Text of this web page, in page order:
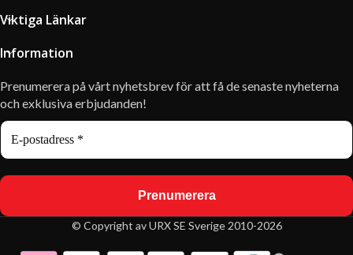
Viktiga Länkar
Information
Prenumerera på vårt nyhetsbrev för att få de senaste nyheterna
och exklusiva erbjudanden!
© Copyright av URX SE Sverige 2010-2026